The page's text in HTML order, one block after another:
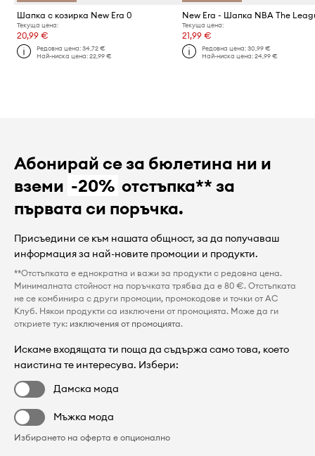
Шапка с козирка New Era 0
Текуща цена:
20,99 €
Редовна цена:34,72 €
Най-ниска цена:22,99 €
Текуща цена:
21,99 €
Редовна цена: 30,99 €
Най-ниска цена: 24,99 €
Абонирай се за бюлетина ни и
вземи -20% отстъпка** за
първата си поръчка.
Присъедини се към нашата общност, за да получаваш
информация за най-новите промоции и продукти.
**Отстъпката е еднократна и важи за продукти с редовна цена.
Минималната стойност на поръчката трябва да е 80 €. Отстъпката
не се комбинира с други промоции, промокодове и точки от AC
Клуб. Някои продукти са изключени от промоцията. Може да ги
откриете тук: изключения от промоцията.
Искаме входящата ти поща да съдържа само това, което
наистина те интересува. Избери:
Дамска мода
Мъжка мода
Избирането на оферта е опционално